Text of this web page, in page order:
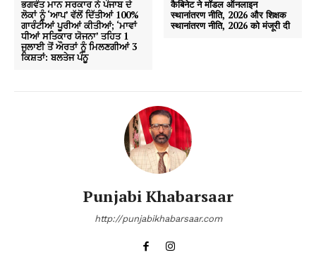
ਭਗਵੰਤ ਮਾਨ ਸਰਕਾਰ ਨੇ ਪੰਜਾਬ ਦੇ
ਲੋਕਾਂ ਨੂੰ ‘ਆਪ’ ਵੱਲੋਂ ਦਿੱਤੀਆਂ 100%
ਗਾਰੰਟੀਆਂ ਪੂਰੀਆਂ ਕੀਤੀਆਂ; ‘ਮਾਵਾਂ
ਧੀਆਂ ਸਤਿਕਾਰ ਯੋਜਨਾ’ ਤਹਿਤ 1
ਜੁਲਾਈ ਤੋਂ ਔਰਤਾਂ ਨੂੰ ਮਿਲਣਗੀਆਂ 3
ਕਿਸ਼ਤਾਂ: ਬਲਤੇਜ ਪੰਨੂ
कैबिनेट ने मॉडल ऑनलाइन
स्थानांतरण नीति, 2026 और शिक्षक
स्थानांतरण नीति, 2026 को मंजूरी दी
Punjabi Khabarsaar
http://punjabikhabarsaar.com